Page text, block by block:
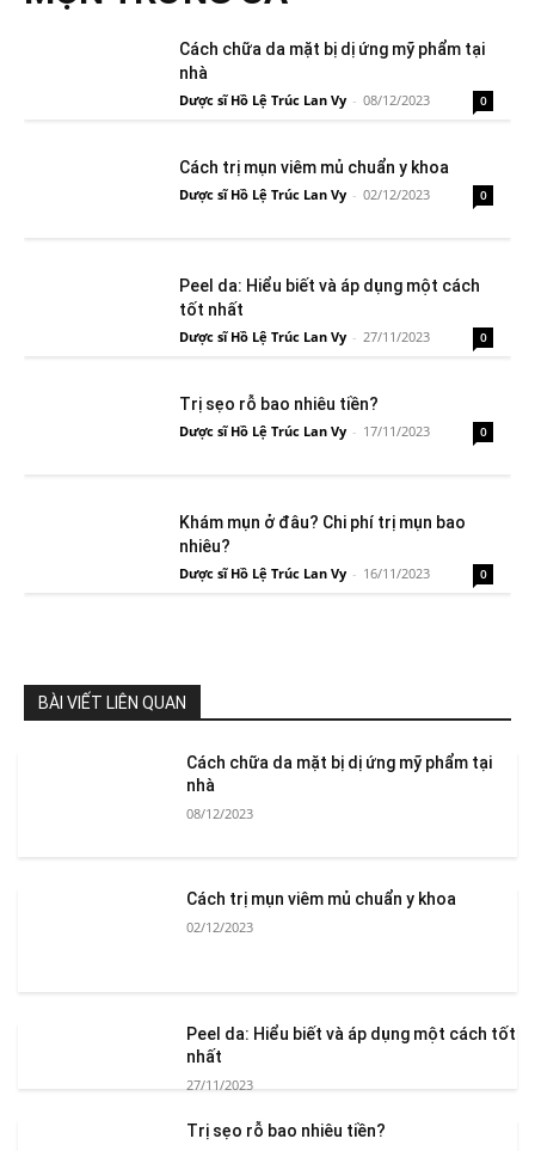
Cách chữa da mặt bị dị ứng mỹ phẩm tại
nhà
Dược sĩ Hồ Lệ Trúc Lan Vy - 08/12/2023 0
Cách trị mụn viêm mủ chuẩn y khoa
Dược sĩ Hồ Lệ Trúc Lan Vy - 02/12/2023 0
Peel da: Hiểu biết và áp dụng một cách
tốt nhất
Dược sĩ Hồ Lệ Trúc Lan Vy - 27/11/2023 0
Trị sẹo rỗ bao nhiêu tiền?
Dược sĩ Hồ Lệ Trúc Lan Vy - 17/11/2023 0
Khám mụn ở đâu? Chi phí trị mụn bao
nhiêu?
Dược sĩ Hồ Lệ Trúc Lan Vy - 16/11/2023 0
BÀI VIẾT LIÊN QUAN
Cách chữa da mặt bị dị ứng mỹ phẩm tại
nhà
08/12/2023
Cách trị mụn viêm mủ chuẩn y khoa
02/12/2023
Peel da: Hiểu biết và áp dụng một cách tốt
nhất
27/11/2023
Trị sẹo rỗ bao nhiêu tiền?